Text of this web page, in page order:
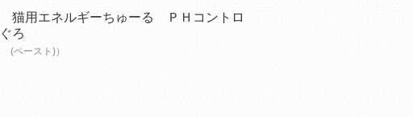
猫用エネルギーちゅーる ＰＨコントロ
ろ
(ペースト)）